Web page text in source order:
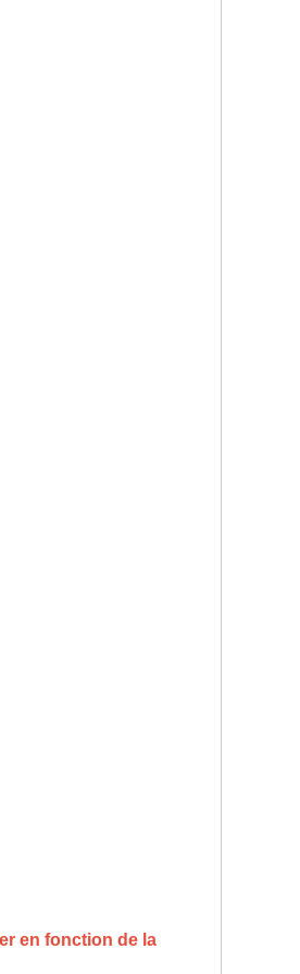
en fonction de la